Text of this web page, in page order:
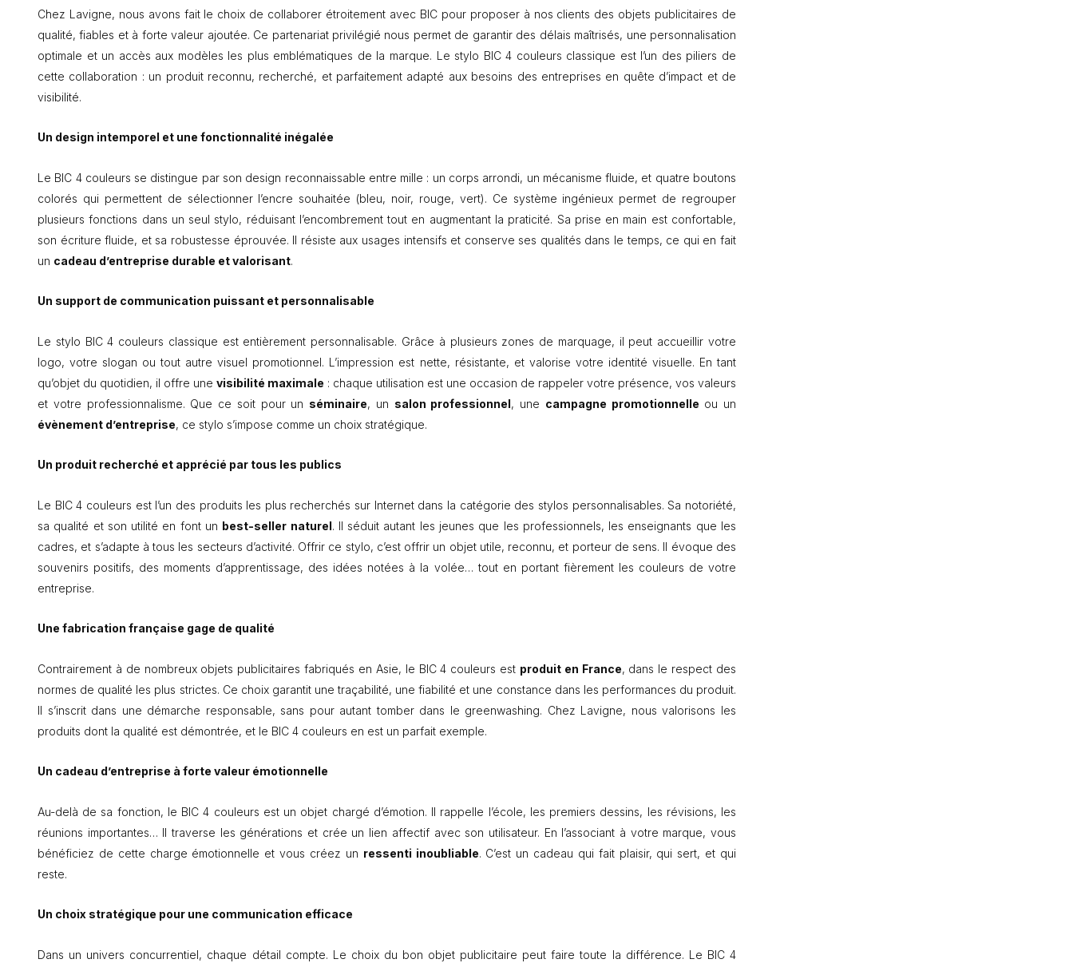
l
s
s
i
Chez Lavigne, nous avons fait le choix de collaborer étroitement avec BIC pour proposer à nos clients des objets publicitaires de
qualité, fiables et à forte valeur ajoutée. Ce partenariat privilégié nous permet de garantir des délais maîtrisés, une personnalisation
optimale et un accès aux modèles les plus emblématiques de la marque. Le stylo BIC 4 couleurs classique est l’un des piliers de
cette collaboration : un produit reconnu, recherché, et parfaitement adapté aux besoins des entreprises en quête d’impact et de
visibilité.
Un design intemporel et une fonctionnalité inégalée
Le BIC 4 couleurs se distingue par son design reconnaissable entre mille : un corps arrondi, un mécanisme fluide, et quatre boutons
colorés qui permettent de sélectionner l’encre souhaitée (bleu, noir, rouge, vert). Ce système ingénieux permet de regrouper
plusieurs fonctions dans un seul stylo, réduisant l’encombrement tout en augmentant la praticité. Sa prise en main est confortable,
son écriture fluide, et sa robustesse éprouvée. Il résiste aux usages intensifs et conserve ses qualités dans le temps, ce qui en fait
un cadeau d’entreprise durable et valorisant.
Un support de communication puissant et personnalisable
Le stylo BIC 4 couleurs classique est entièrement personnalisable. Grâce à plusieurs zones de marquage, il peut accueillir votre
logo, votre slogan ou tout autre visuel promotionnel. L’impression est nette, résistante, et valorise votre identité visuelle. En tant
qu’objet du quotidien, il offre une visibilité maximale : chaque utilisation est une occasion de rappeler votre présence, vos valeurs
et votre professionnalisme. Que ce soit pour un séminaire, un salon professionnel, une campagne promotionnelle ou un
évènement d’entreprise, ce stylo s’impose comme un choix stratégique.
Un produit recherché et apprécié par tous les publics
Le BIC 4 couleurs est l’un des produits les plus recherchés sur Internet dans la catégorie des stylos personnalisables. Sa notoriété,
sa qualité et son utilité en font un best-seller naturel. Il séduit autant les jeunes que les professionnels, les enseignants que les
cadres, et s’adapte à tous les secteurs d’activité. Offrir ce stylo, c’est offrir un objet utile, reconnu, et porteur de sens. Il évoque des
souvenirs positifs, des moments d’apprentissage, des idées notées à la volée… tout en portant fièrement les couleurs de votre
entreprise.
Une fabrication française gage de qualité
Contrairement à de nombreux objets publicitaires fabriqués en Asie, le BIC 4 couleurs est produit en France, dans le respect des
normes de qualité les plus strictes. Ce choix garantit une traçabilité, une fiabilité et une constance dans les performances du produit.
Il s’inscrit dans une démarche responsable, sans pour autant tomber dans le greenwashing. Chez Lavigne, nous valorisons les
produits dont la qualité est démontrée, et le BIC 4 couleurs en est un parfait exemple.
Un cadeau d’entreprise à forte valeur émotionnelle
Au-delà de sa fonction, le BIC 4 couleurs est un objet chargé d’émotion. Il rappelle l’école, les premiers dessins, les révisions, les
réunions importantes… Il traverse les générations et crée un lien affectif avec son utilisateur. En l’associant à votre marque, vous
bénéficiez de cette charge émotionnelle et vous créez un ressenti inoubliable. C’est un cadeau qui fait plaisir, qui sert, et qui
reste.
Un choix stratégique pour une communication efficace
Dans un univers concurrentiel, chaque détail compte. Le choix du bon objet publicitaire peut faire toute la différence. Le BIC 4